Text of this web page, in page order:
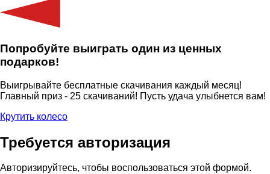
Попробуйте выиграть один из ценных
подарков!
Выигрывайте бесплатные скачивания каждый месяц!
Главный приз - 25 скачиваний! Пусть удача улыбнется вам!
Крутить колесо
Требуется авторизация
Авторизируйтесь, чтобы воспользоваться этой формой.